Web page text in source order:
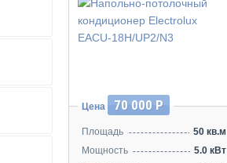
Цена 70 000 Р
Площадь
50 кв.м
Мощность
5.0 кВт